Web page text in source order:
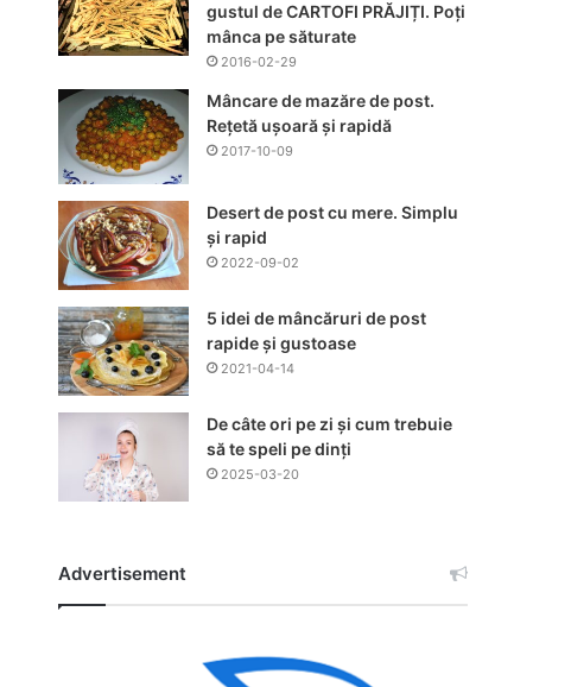
gustul de CARTOFI PRĂJIȚI. Poți
mânca pe săturate
2016-02-29
Mâncare de mazăre de post.
Rețetă ușoară și rapidă
2017-10-09
Desert de post cu mere. Simplu
și rapid
2022-09-02
5 idei de mâncăruri de post
rapide și gustoase
2021-04-14
De câte ori pe zi și cum trebuie
să te speli pe dinți
2025-03-20
Advertisement